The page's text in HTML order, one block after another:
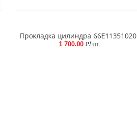
Прокладка цилиндра 66E11351020
1 700.00 ₽/шт.